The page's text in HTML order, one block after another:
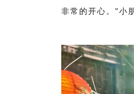
非常的开心。”小